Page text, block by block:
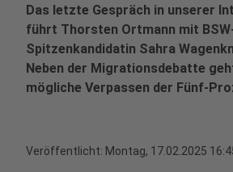
Das letzte Gespräch in unserer
führt Thorsten Ortmann mit
Spitzenkandidatin Sahra
Neben der Migrationsdebatte
mögliche Verpassen der Fünf-
Veröffentlicht: Montag, 17.02.2025